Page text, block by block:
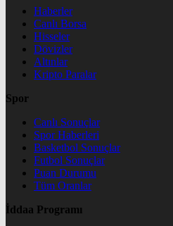
Haberler
Canlı Borsa
Hisseler
Dövizler
Altınlar
Kripto Paralar
Spor
Canlı Sonuçlar
Spor Haberleri
Basketbol Sonuçlar
Futbol Sonuçlar
Puan Durumu
Tüm Oranlar
İddaa Programı